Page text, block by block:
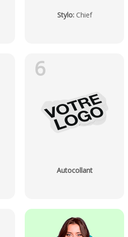
Stylo: Chief
6
Autocollant